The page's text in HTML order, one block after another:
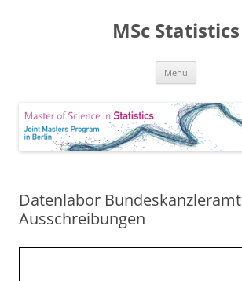
MSc Statistics
Menu
Datenlabor Bundeskanzleramt
Ausschreibungen